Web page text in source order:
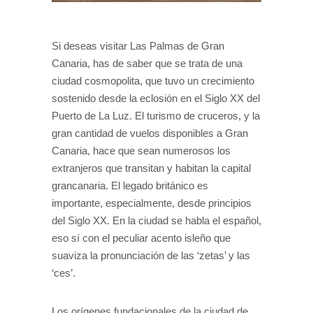
Si deseas visitar Las Palmas de Gran
Canaria, has de saber que se trata de una
ciudad cosmopolita, que tuvo un crecimiento
sostenido desde la eclosión en el Siglo XX del
Puerto de La Luz. El turismo de cruceros, y la
gran cantidad de vuelos disponibles a Gran
Canaria, hace que sean numerosos los
extranjeros que transitan y habitan la capital
grancanaria. El legado británico es
importante, especialmente, desde principios
del Siglo XX. En la ciudad se habla el español,
eso sí con el peculiar acento isleño que
suaviza la pronunciación de las ‘zetas’ y las
‘ces’.